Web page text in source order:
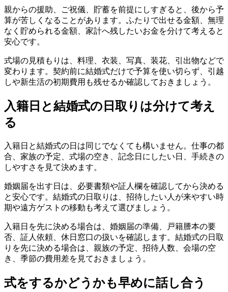
親からの援助、ご祝儀、貯蓄を前提にしすぎると、後から予
算が苦しくなることがあります。ふたりで出せる金額、無理
なく貯められる金額、家計へ残したいお金を分けて考えると
安心です。
式場の見積もりは、料理、衣装、写真、装花、引出物などで
変わります。契約前に結婚式だけで予算を使い切らず、引越
しや新生活の初期費用も残せるか確認しておきましょう。
入籍日と結婚式の日取りは分けて考え
る
入籍日と結婚式の日は同じでなくても構いません。仕事の都
合、家族の予定、式場の空き、記念日にしたい日、手続きの
しやすさを見て決めます。
婚姻届を出す日は、必要書類や証人欄を確認してから決める
と安心です。結婚式の日取りは、招待したい人が来やすい時
期や遠方ゲストの移動も考えて選びましょう。
入籍日を先に決める場合は、婚姻届の準備、戸籍謄本の要
否、証人依頼、休日窓口の扱いを確認します。結婚式の日取
りを先に決める場合は、親族の予定、招待人数、会場の空
き、季節の費用差を見ておきましょう。
式をするかどうかも早めに話し合う